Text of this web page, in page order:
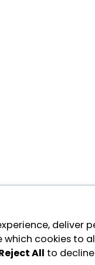
deliver
which cookies to
All to